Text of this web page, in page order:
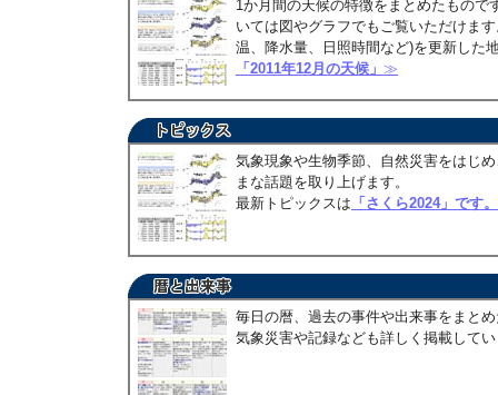
1か月間の天候の特徴をまとめたもので
いては図やグラフでもご覧いただけま
温、降水量、日照時間など)を更新した
「2011年12月の天候」 ≫
気象現象や生物季節、自然災害をはじ
まな話題を取り上げます。
最新トピックスは 「さくら2024」です。
毎日の暦、過去の事件や出来事をまと
気象災害や記録なども詳しく掲載して